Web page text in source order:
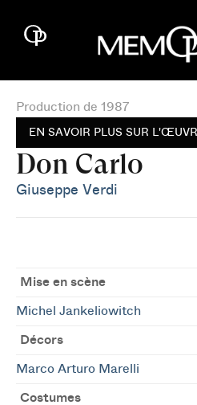
Production de 1987
EN SAVOIR PLUS SUR
Don Carlo
Giuseppe Verdi
Mise en scène
Michel Jankeliowitch
Décors
Marco Arturo Marelli
Costumes